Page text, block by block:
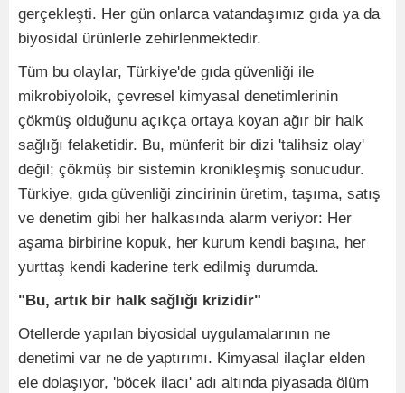
gerçekleşti. Her gün onlarca vatandaşımız gıda ya da
biyosidal ürünlerle zehirlenmektedir.
Tüm bu olaylar, Türkiye'de gıda güvenliği ile
mikrobiyoloik, çevresel kimyasal denetimlerinin
çökmüş olduğunu açıkça ortaya koyan ağır bir halk
sağlığı felaketidir. Bu, münferit bir dizi 'talihsiz olay'
değil; çökmüş bir sistemin kronikleşmiş sonucudur.
Türkiye, gıda güvenliği zincirinin üretim, taşıma, satış
ve denetim gibi her halkasında alarm veriyor: Her
aşama birbirine kopuk, her kurum kendi başına, her
yurttaş kendi kaderine terk edilmiş durumda.
"Bu, artık bir halk sağlığı krizidir"
Otellerde yapılan biyosidal uygulamalarının ne
denetimi var ne de yaptırımı. Kimyasal ilaçlar elden
ele dolaşıyor, 'böcek ilacı' adı altında piyasada ölüm